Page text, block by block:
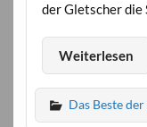
der Gletscher die
Weiterlesen
Das Beste